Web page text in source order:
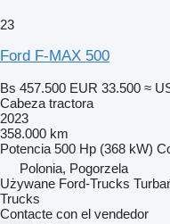
23
Ford F-MAX 500
Bs 457.500 EUR 33.500 ≈
Cabeza tractora
2023
358.000 km
Potencia 500 Hp (368 kW)
Polonia, Pogorzela
Używane Ford-Trucks
Trucks
Contacte con el vendedor